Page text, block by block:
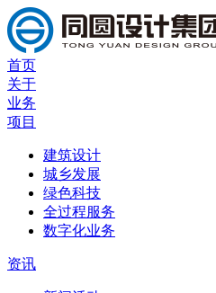
首页
关于
业务
项目
建筑设计
城乡发展
绿色科技
全过程服务
数字化业务
资讯